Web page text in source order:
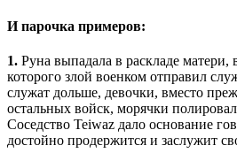
И парочка примеров:
1. Руна выпадала в раскладе
которого злой военком отправил
служат дольше, девочки, вместо
остальных войск, морячки
Соседство Teiwaz дало основание
достойно продержится и заслужит